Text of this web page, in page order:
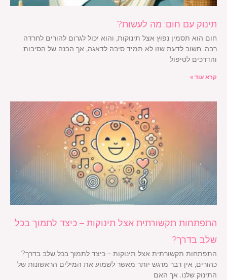
תינוק עם חום: מה לעשות?
חום הוא תסמין נפוץ אצל תינוקות, והוא יכול לגרום להורים לחרדה
רבה. חשוב לדעת שזו לא תמיד סיבה לדאגה, אך הבנה של הסיבות
והדרכים לטיפול
קרא עוד »
התפתחות תקשורתית אצל תינוקות – כיצד לתמוך בכל
שלב בדרך?
התפתחות תקשורתית אצל תינוקות – כיצד לתמוך בכל שלב בדרך?
כהורים, אין דבר מרגש יותר מאשר לשמוע את המילים הראשונות של
התינוק שלנו. אך האם